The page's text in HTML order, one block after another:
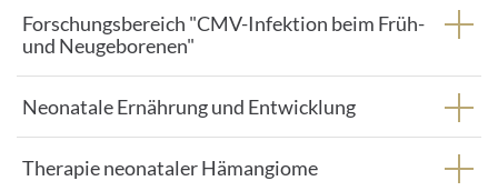
Forschungsbereich "CMV-Infektion beim Früh-
und Neugeborenen"
Neonatale Ernährung und Entwicklung
Therapie neonataler Hämangiome